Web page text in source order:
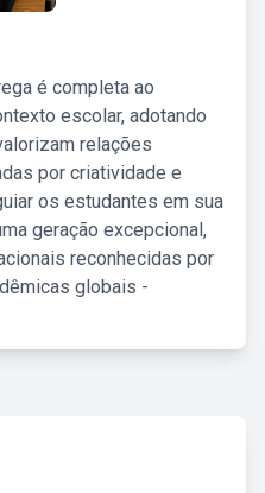
é completa ao
escolar, adotando
relações
por criatividade e
os estudantes em sua
geração excepcional,
reconhecidas por
globais -